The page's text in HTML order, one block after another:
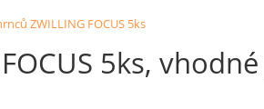
ZWILLING FOCUS 5ks
5ks,